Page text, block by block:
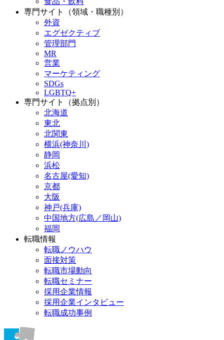
専門サイト（領域・職種別）
外資
エグゼクティブ
管理部門
MR
営業
マーケティング
SDGs
LGBTQ+
専門サイト（拠点別）
北海道
東北
北関東
横浜(神奈川)
静岡
浜松
名古屋(愛知)
京都
大阪
神戸(兵庫)
中国地方(広島／岡山)
福岡
転職情報
転職ノウハウ
面接対策
転職市場動向
転職セミナー
採用企業情報
採用企業インタビュー
転職成功事例